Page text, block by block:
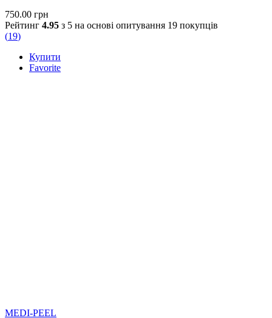
750.00 грн
Рейтинг 4.95 з 5 на основі опитування 19 покупців
(19)
Купити
Favorite
MEDI-PEEL